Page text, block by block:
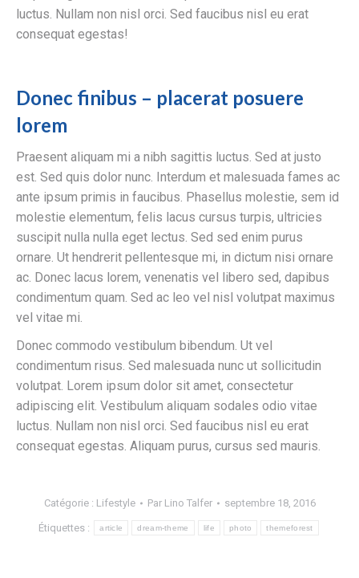
luctus. Nullam non nisl orci. Sed faucibus nisl eu erat
consequat egestas!
Donec finibus – placerat posuere
lorem
Praesent aliquam mi a nibh sagittis luctus. Sed at justo
est. Sed quis dolor nunc. Interdum et malesuada fames ac
ante ipsum primis in faucibus. Phasellus molestie, sem id
molestie elementum, felis lacus cursus turpis, ultricies
suscipit nulla nulla eget lectus. Sed sed enim purus
ornare. Ut hendrerit pellentesque mi, in dictum nisi ornare
ac. Donec lacus lorem, venenatis vel libero sed, dapibus
condimentum quam. Sed ac leo vel nisl volutpat maximus
vel vitae mi.
Donec commodo vestibulum bibendum. Ut vel
condimentum risus. Sed malesuada nunc ut sollicitudin
volutpat. Lorem ipsum dolor sit amet, consectetur
adipiscing elit. Vestibulum aliquam sodales odio vitae
luctus. Nullam non nisl orci. Sed faucibus nisl eu erat
consequat egestas. Aliquam purus, cursus sed mauris.
Catégorie : Lifestyle Par Lino Talfer septembre 18, 2016
Étiquettes : article dream-theme life photo themeforest